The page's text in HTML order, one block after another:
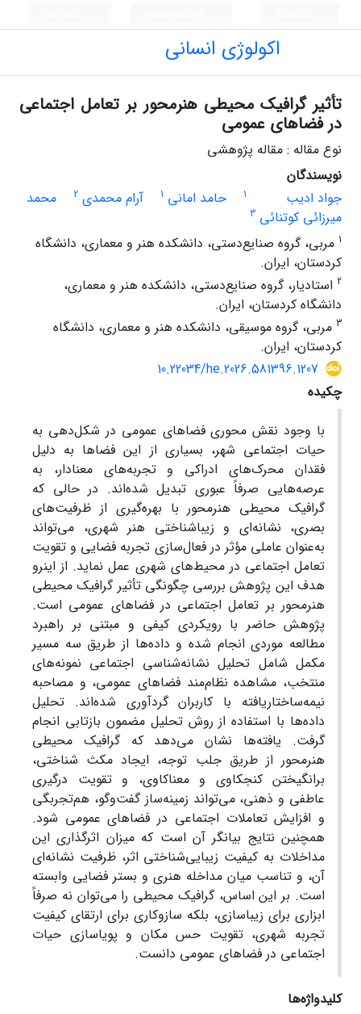
اکولوژی انسانی
تأثیر گرافیک محیطی هنرمحور بر تعامل اجتماعی
در فضاهای عمومی
نوع مقاله : مقاله پژوهشی
نویسندگان
جواد ادیب
1 حامد امانی 1 آرام محمدی 2
محمد
میرزائی کوتنائی 3
1 مربی، گروه صنایع‌دستی، دانشکده هنر و معماری، دانشگاه
کردستان، ایران.
2 استادیار، گروه صنایع‌دستی، دانشکده هنر و معماری،
دانشگاه کردستان، ایران.
3 مربی، گروه موسیقی، دانشکده هنر و معماری، دانشگاه
کردستان، ایران.
10.22034/he.2026.581396.1207
چکیده
با وجود نقش محوری فضاهای عمومی در شکل‌دهی به
حیات اجتماعی شهر، بسیاری از این فضاها به دلیل
فقدان محرک‌های ادراکی و تجربه‌های معنادار، به
عرصه‌هایی صرفاً عبوری تبدیل شده‌اند. در حالی که
گرافیک محیطی هنرمحور با بهره‌گیری از ظرفیت‌های
بصری، نشانه‌ای و زیباشناختی هنر شهری، می‌تواند
به‌عنوان عاملی مؤثر در فعال‌سازی تجربه فضایی و تقویت
تعامل اجتماعی در محیط‌های شهری عمل نماید. از اینرو
هدف این پژوهش بررسی چگونگی تأثیر گرافیک محیطی
هنرمحور بر تعامل اجتماعی در فضاهای عمومی است.
پژوهش حاضر با رویکردی کیفی و مبتنی بر راهبرد
مطالعه موردی انجام شده و داده‌ها از طریق سه مسیر
مکمل شامل تحلیل نشانه‌شناسی اجتماعی نمونه‌های
منتخب، مشاهده نظام‌مند فضاهای عمومی، و مصاحبه
نیمه‌ساختاریافته با کاربران گردآوری شده‌اند. تحلیل
داده‌ها با استفاده از روش تحلیل مضمون بازتابی انجام
گرفت. یافته‌ها نشان می‌دهد که گرافیک محیطی
هنرمحور از طریق جلب توجه، ایجاد مکث شناختی،
برانگیختن کنجکاوی و معناکاوی، و تقویت درگیری
عاطفی و ذهنی، می‌تواند زمینه‌ساز گفت‌وگو، هم‌تجربگی
و افزایش تعاملات اجتماعی در فضاهای عمومی شود.
همچنین نتایج بیانگر آن است که میزان اثرگذاری این
مداخلات به کیفیت زیبایی‌شناختی اثر، ظرفیت نشانه‌ای
آن، و تناسب میان مداخله هنری و بستر فضایی وابسته
است. بر این اساس، گرافیک محیطی را می‌توان نه صرفاً
ابزاری برای زیباسازی، بلکه سازوکاری برای ارتقای کیفیت
تجربه شهری، تقویت حس مکان و پویاسازی حیات
اجتماعی در فضاهای عمومی دانست.
کلیدواژه‌ها